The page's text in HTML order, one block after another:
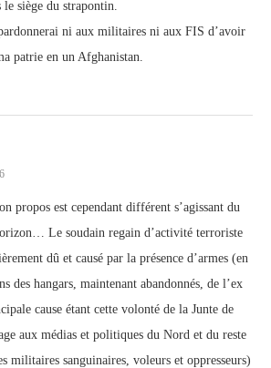
siège du strapontin.
ni aux militaires ni aux FIS d’avoir
patrie en un Afghanistan.
propos est cependant différent s’agissant du
Le soudain regain d’activité terroriste
dû et causé par la présence d’armes (en
des hangars, maintenant abandonnés, de l’ex
cause étant cette volonté de la Junte de
aux médias et politiques du Nord et du reste
militaires sanguinaires, voleurs et oppresseurs)